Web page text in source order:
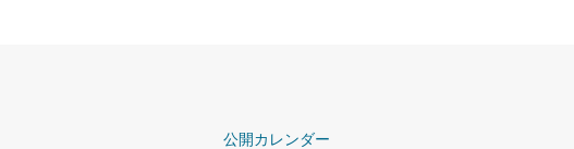
公開カレンダー